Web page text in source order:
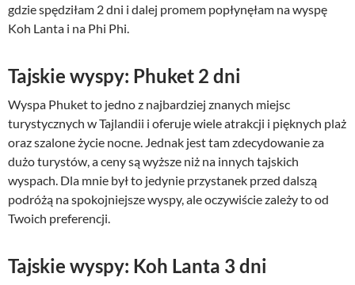
gdzie spędziłam 2 dni i dalej promem popłynęłam na wyspę
Koh Lanta i na Phi Phi.
Tajskie wyspy: Phuket 2 dni
Wyspa Phuket to jedno z najbardziej znanych miejsc
turystycznych w Tajlandii i oferuje wiele atrakcji i pięknych plaż
oraz szalone życie nocne. Jednak jest tam zdecydowanie za
dużo turystów, a ceny są wyższe niż na innych tajskich
wyspach. Dla mnie był to jedynie przystanek przed dalszą
podróżą na spokojniejsze wyspy, ale oczywiście zależy to od
Twoich preferencji.
Tajskie wyspy: Koh Lanta 3 dni